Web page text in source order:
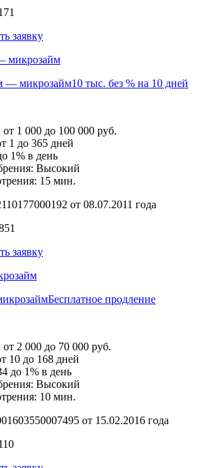
заявку
10 тыс. без % на 10 дней
1 000 до 100 000 руб.
1 до 365 дней
1% в день
Высокий
15 мин.
от 08.07.2011 года
заявку
Бесплатное продление
2 000 до 70 000 руб.
10 до 168 дней
до 1% в день
Высокий
10 мин.
от 15.02.2016 года